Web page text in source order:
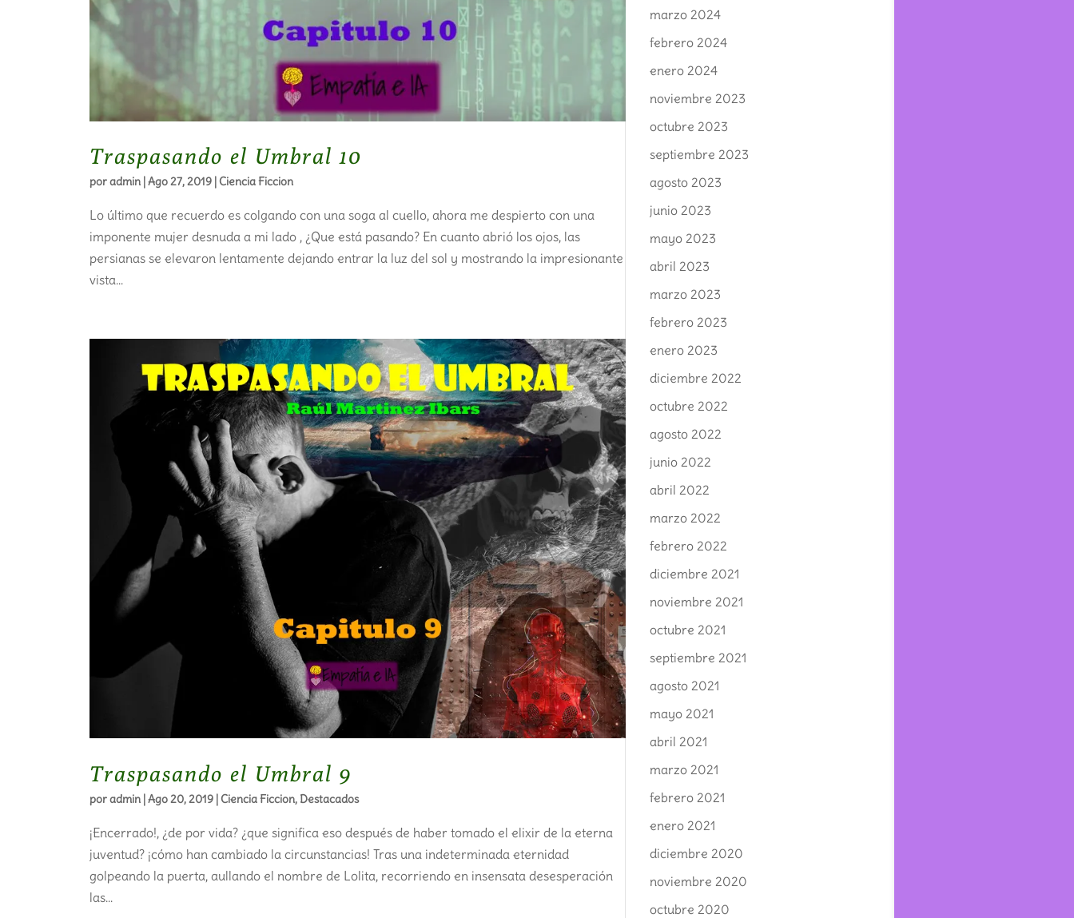
Traspasando el Umbral 10
poradmin| Ago 27, 2019| Ciencia Ficcion
Lo último que recuerdo es colgando con una soga al cuello, ahora me despierto con una
imponente mujer desnuda a mi lado , ¿Que está pasando? En cuanto abrió los ojos, las
persianas se elevaron lentamente dejando entrar la luz del sol y mostrando la impresionante
vista...
Traspasando el Umbral 9
poradmin|Ago 20, 2019|Ciencia Ficcion, Destacados
¡Encerrado!, ¿de por vida? ¿que significa eso después de haber tomado el elixir de la eterna
juventud? ¡cómo han cambiado la circunstancias! Tras una indeterminada eternidad
golpeando la puerta, aullando el nombre de Lolita, recorriendo en insensata desesperación
las...
marzo 2024
febrero 2024
enero 2024
noviembre 2023
octubre 2023
septiembre 2023
agosto 2023
junio 2023
mayo 2023
abril 2023
marzo 2023
febrero 2023
enero 2023
diciembre 2022
octubre 2022
agosto 2022
junio 2022
abril 2022
marzo 2022
febrero 2022
diciembre 2021
noviembre 2021
octubre 2021
septiembre 2021
agosto 2021
mayo 2021
abril 2021
marzo 2021
febrero 2021
enero 2021
diciembre 2020
noviembre 2020
octubre 2020